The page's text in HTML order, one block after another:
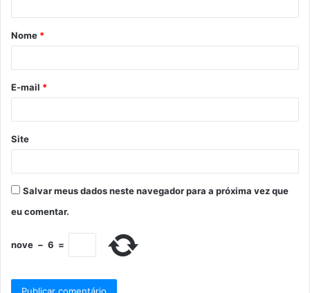
Nome *
E-mail *
Site
Salvar meus dados neste navegador para a próxima vez que
eu comentar.
nove − 6 =